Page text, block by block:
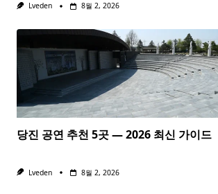
Lveden 8월 2, 2026
당진 공연 추천 5곳 — 2026 최신 가이드
Lveden 8월 2, 2026